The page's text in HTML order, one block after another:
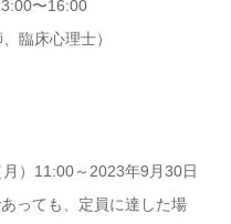
〜16:00
臨床心理士）
）11:00～2023年9月30日
っても、定員に達した場